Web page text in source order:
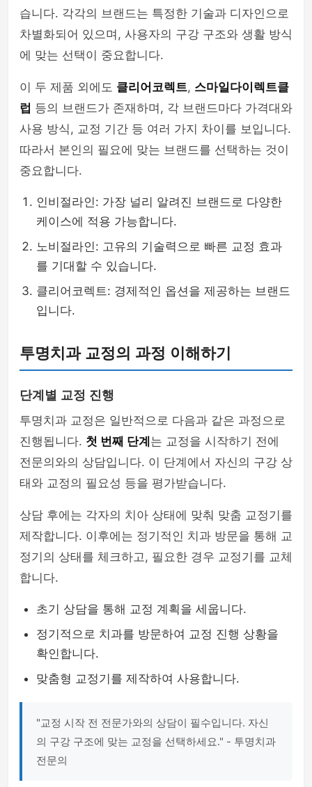
습니다. 각각의 브랜드는 특정한 기술과 디자인으로
차별화되어 있으며, 사용자의 구강 구조와 생활 방식
에 맞는 선택이 중요합니다.
이 두 제품 외에도 클리어코렉트, 스마일다이렉트클
럽 등의 브랜드가 존재하며, 각 브랜드마다 가격대와
사용 방식, 교정 기간 등 여러 가지 차이를 보입니다.
따라서 본인의 필요에 맞는 브랜드를 선택하는 것이
중요합니다.
인비절라인: 가장 널리 알려진 브랜드로 다양한
케이스에 적용 가능합니다.
노비절라인: 고유의 기술력으로 빠른 교정 효과
를 기대할 수 있습니다.
클리어코렉트: 경제적인 옵션을 제공하는 브랜드
입니다.
투명치과 교정의 과정 이해하기
단계별 교정 진행
투명치과 교정은 일반적으로 다음과 같은 과정으로
진행됩니다. 첫 번째 단계 는 교정을 시작하기 전에
전문의와의 상담입니다. 이 단계에서 자신의 구강 상
태와 교정의 필요성 등을 평가받습니다.
상담 후에는 각자의 치아 상태에 맞춰 맞춤 교정기를
제작합니다. 이후에는 정기적인 치과 방문을 통해 교
정기의 상태를 체크하고, 필요한 경우 교정기를 교체
합니다.
초기 상담을 통해 교정 계획을 세웁니다.
정기적으로 치과를 방문하여 교정 진행 상황을
확인합니다.
맞춤형 교정기를 제작하여 사용합니다.
"교정 시작 전 전문가와의 상담이 필수입니다. 자신
의 구강 구조에 맞는 교정을 선택하세요." - 투명치과
전문의